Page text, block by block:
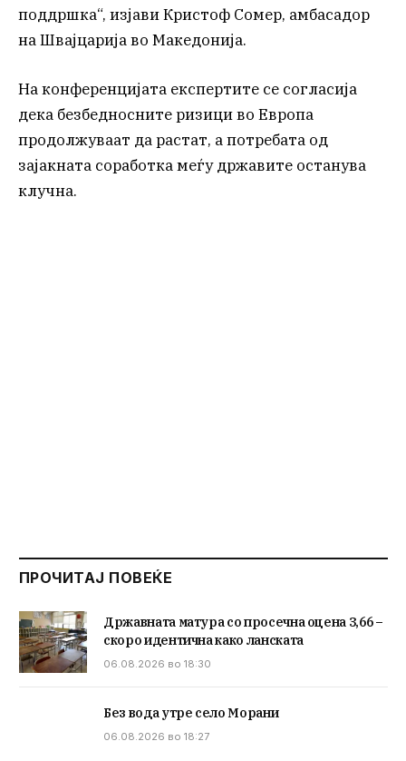
поддршка“, изјави Кристоф Сомер, амбасадор
на Швајцарија во Македонија.
На конференцијата експертите се согласија
дека безбедносните ризици во Европа
продолжуваат да растат, а потребата од
зајакната соработка меѓу државите останува
клучна.
ПРОЧИТАЈ ПОВЕЌЕ
Државната матура со просечна оцена 3,66 –
скоро идентична како ланската
06.08.2026 во 18:30
Без вода утре село Морани
06.08.2026 во 18:27